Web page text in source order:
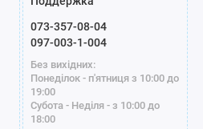
073-357-08-04
097-003-1-004
Без вихідних:
Понеділок - п'ятниця з 10:00 до
19:00
Субота - Неділя - з 10:00 до
18:00